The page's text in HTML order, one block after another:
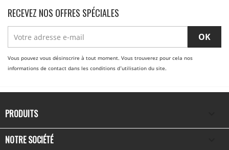
RECEVEZ NOS OFFRES SPÉCIALES
Vous pouvez vous désinscrire à tout moment. Vous trouverez pour cela nos
informations de contact dans les conditions d'utilisation du site.
PRODUITS
NOTRE SOCIÉTÉ